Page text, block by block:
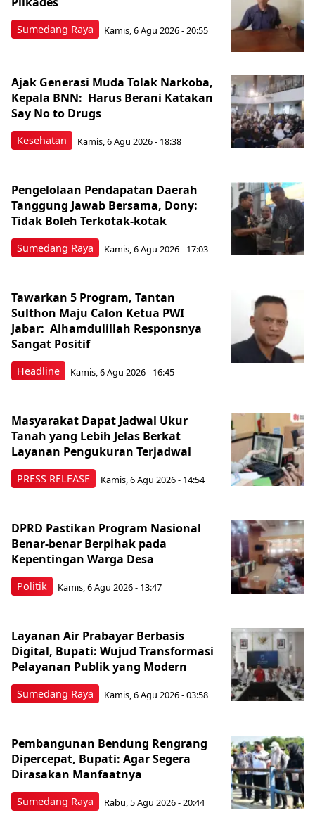
Sumedang Raya Kamis, 6 Agu 2026 - 20:55
Kesehatan
Ajak Generasi Muda Tolak Narkoba,
Kepala BNN: Harus Berani Katakan
Say No to Drugs
Kamis, 6 Agu 2026 - 18:38
Sumedang Raya
Pengelolaan Pendapatan Daerah
Tanggung Jawab Bersama, Dony:
Tidak Boleh Terkotak-kotak
Kamis, 6 Agu 2026 - 17:03
Headline
Tawarkan 5 Program, Tantan
Sulthon Maju Calon Ketua PWI
Jabar: Alhamdulillah Responsnya
Sangat Positif
Kamis, 6 Agu 2026 - 16:45
PRESS RELEASE
Masyarakat Dapat Jadwal Ukur
Tanah yang Lebih Jelas Berkat
Layanan Pengukuran Terjadwal
Kamis, 6 Agu 2026 - 14:54
Politik
DPRD Pastikan Program Nasional
Benar-benar Berpihak pada
Kepentingan Warga Desa
Kamis, 6 Agu 2026 - 13:47
Sumedang Raya
Layanan Air Prabayar Berbasis
Digital, Bupati: Wujud Transformasi
Pelayanan Publik yang Modern
Kamis, 6 Agu 2026 - 03:58
Sumedang Raya
Pembangunan Bendung Rengrang
Dipercepat, Bupati: Agar Segera
Dirasakan Manfaatnya
Rabu, 5 Agu 2026 - 20:44